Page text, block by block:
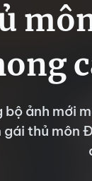
bộ ảnh mới
gái thủ môn